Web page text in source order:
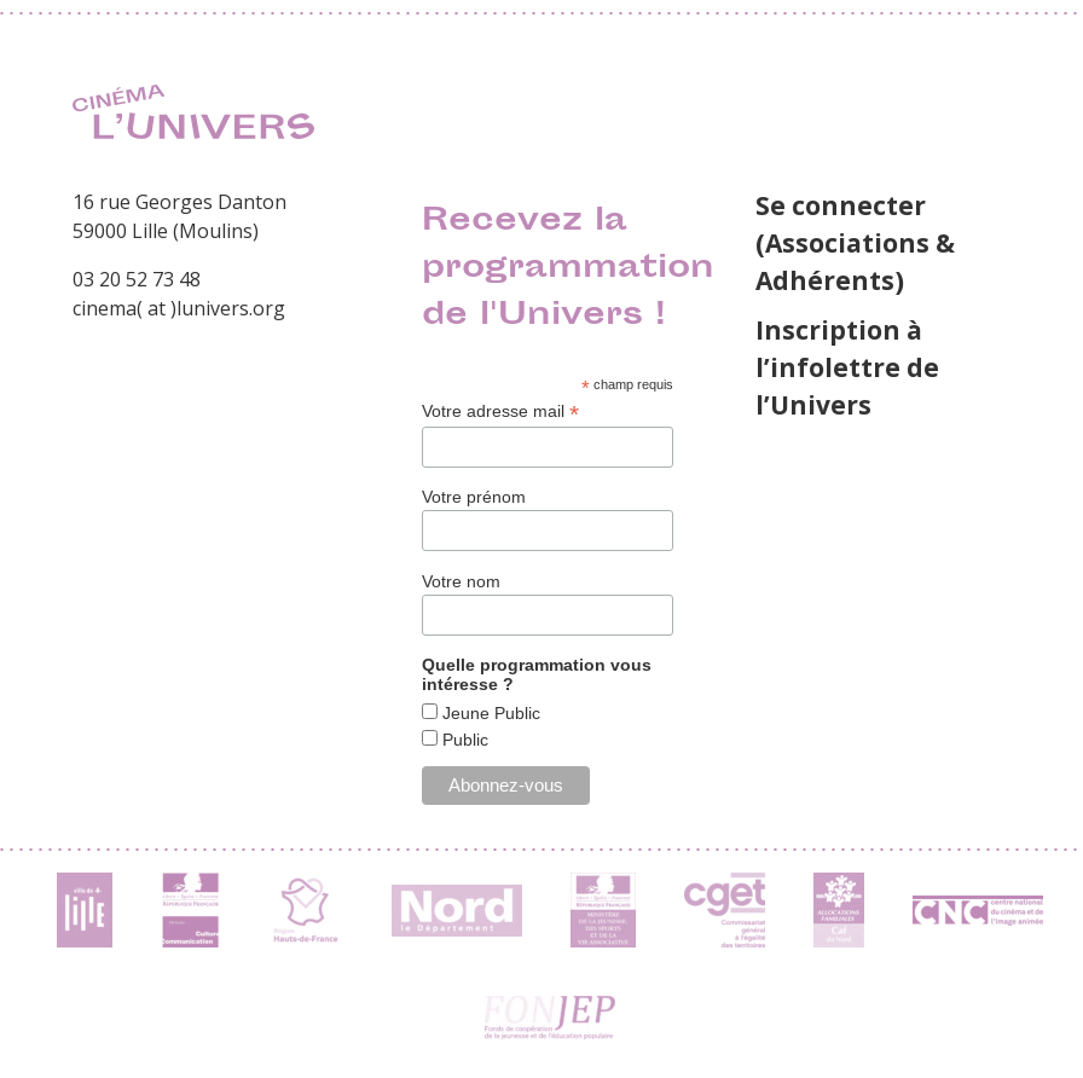
16 rue Georges Danton
59000 Lille (Moulins)
03 20 52 73 48
cinema( at )lunivers.org
Recevez la
programmation
de l'Univers !
*champ requis
Votre adresse mail*
Votre prénom
Votre nom
Quelle programmation vous
intéresse ?
Jeune Public
Public
Se connecter
(Associations &
Adhérents)
Inscription à
l’infolettre de
l’Univers